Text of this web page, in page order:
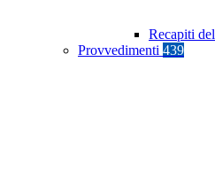
Recapiti
Provvedimenti 439